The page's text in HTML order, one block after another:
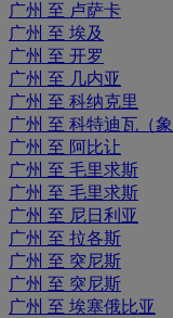
广州 至 卢萨卡
广州 至 埃及
广州 至 开罗
广州 至 几内亚
广州 至 科纳克里
广州 至 科特迪瓦（象
广州 至 阿比让
广州 至 毛里求斯
广州 至 毛里求斯
广州 至 尼日利亚
广州 至 拉各斯
广州 至 突尼斯
广州 至 突尼斯
广州 至 埃塞俄比亚